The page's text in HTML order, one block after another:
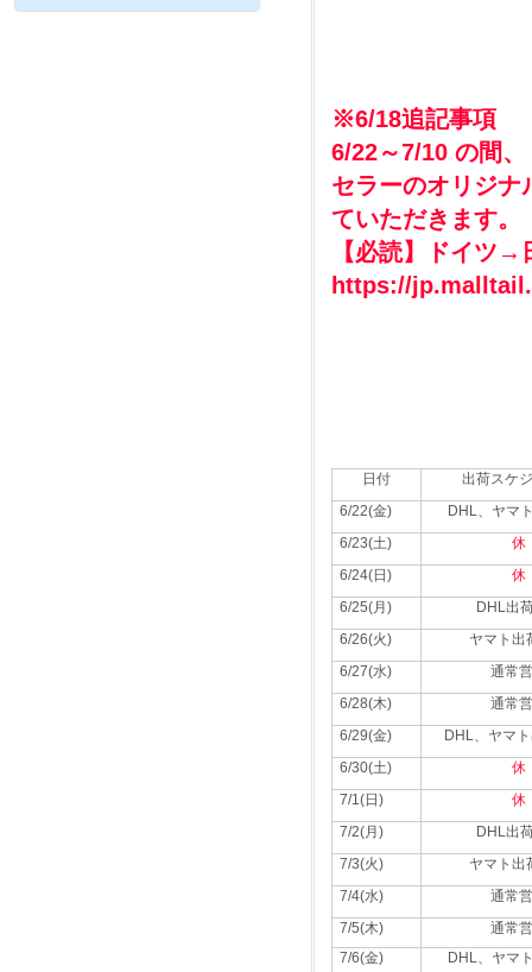
※6/18追記事項
6/22～7/10 の間
セラーのオリジナ
ていただきます。
【必読】ドイツ
https://
日付
出荷スケ
6/22(金)
DHL、ヤマ
6/23(土)
休
6/24(日)
休
6/25(月)
DHL出
6/26(火)
ヤマト出
6/27(水)
通常
6/28(木)
通常
6/29(金)
DHL、ヤマ
6/30(土)
休
7/1(日)
休
7/2(月)
DHL出
7/3(火)
ヤマト出
7/4(水)
通常
7/5(木)
通常
7/6(金)
DHL、ヤマ